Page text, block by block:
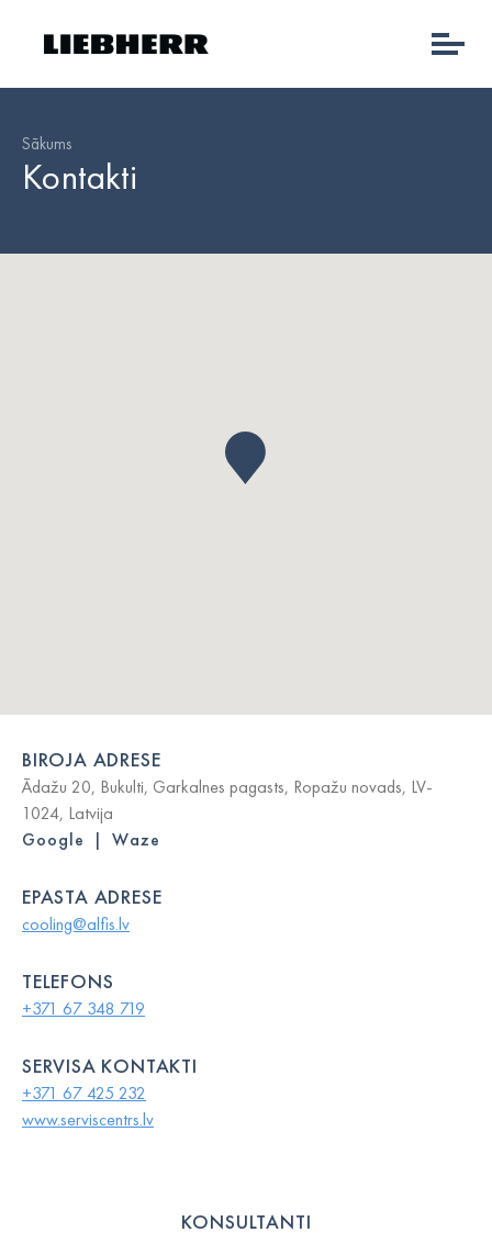
Sākums
Kontakti
BIROJA ADRESE
Ādažu 20, Bukulti, Garkalnes pagasts, Ropažu novads, LV-
1024, Latvija
Google
| Waze
EPASTA ADRESE
cooling@alfis.lv
TELEFONS
+371 67 348 719
SERVISA KONTAKTI
+371 67 425 232
www.serviscentrs.lv
KONSULTANTI